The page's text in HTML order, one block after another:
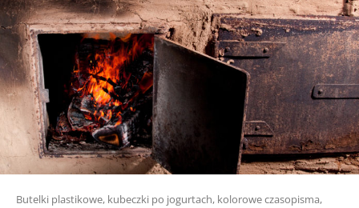
Butelki plastikowe, kubeczki po jogurtach, kolorowe czasopisma,